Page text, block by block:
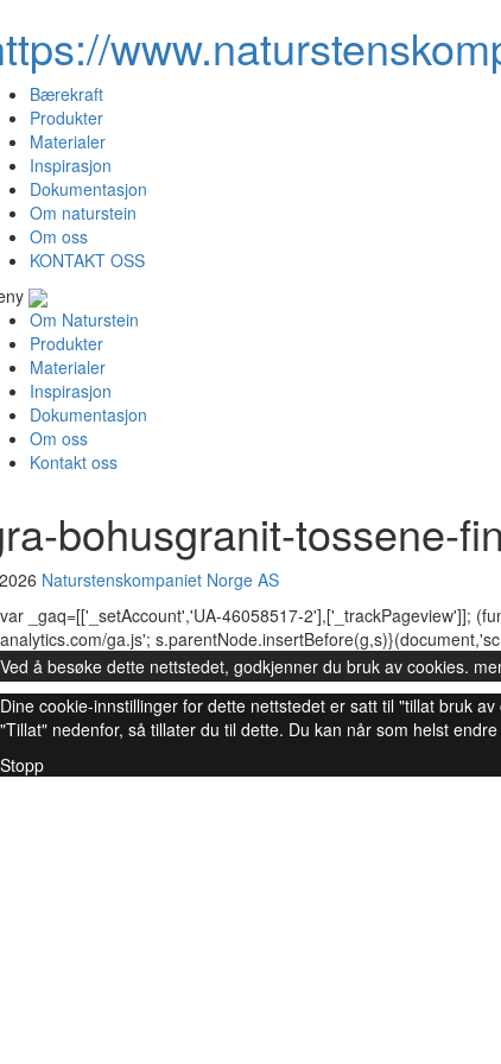
Bærekraft
Produkter
Materialer
Inspirasjon
Dokumentasjon
Om naturstein
Om oss
KONTAKT OSS
Om Naturstein
Produkter
Materialer
Inspirasjon
Dokumentasjon
Om oss
Kontakt oss
bohusgranit-tossene-
Naturstenskompaniet Norge AS
var _gaq=[['_setAccount','UA-46058517-2'],['_trackPageview']];
analytics.com/ga.js';
Ved å besøke dette nettstedet, godkjenner du bruk av cookies.
Dine cookie-innstillinger for dette nettstedet er satt til "tillat bruk
"Tillat" nedenfor, så tillater du til dette. Du kan når som helst
Stopp